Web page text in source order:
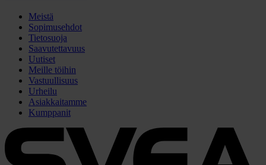
Meistä
Sopimusehdot
Tietosuoja
Saavutettavuus
Uutiset
Meille töihin
Vastuullisuus
Urheilu
Asiakkaitamme
Kumppanit